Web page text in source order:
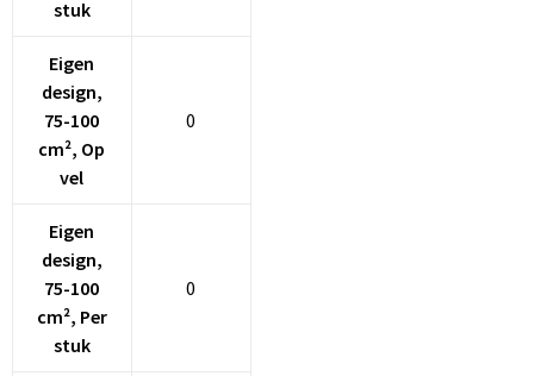
stuk
Eigen
design,
75-100
cm², Op
vel
0
Eigen
design,
75-100
cm², Per
stuk
0